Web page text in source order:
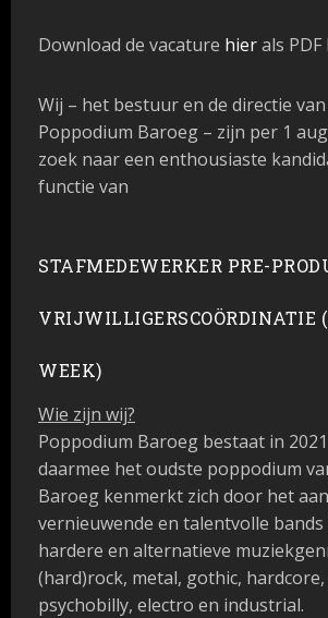
Download de vacature hierals
Wij – het bestuur en de directie
Poppodium Baroeg – zijn per 1
zoek naar een enthousiaste
functie van
STAFMEDEWERKER PRE-
VRIJWILLIGERSCOÖRDINATIE
WEEK)
Wie zijn wij?
Poppodium Baroeg bestaat in
daarmee het oudste poppodium
Baroeg kenmerkt zich door het
vernieuwende en talentvolle
hardere en alternatieve
(hard)rock, metal, gothic,
psychobilly, electro en industrial.